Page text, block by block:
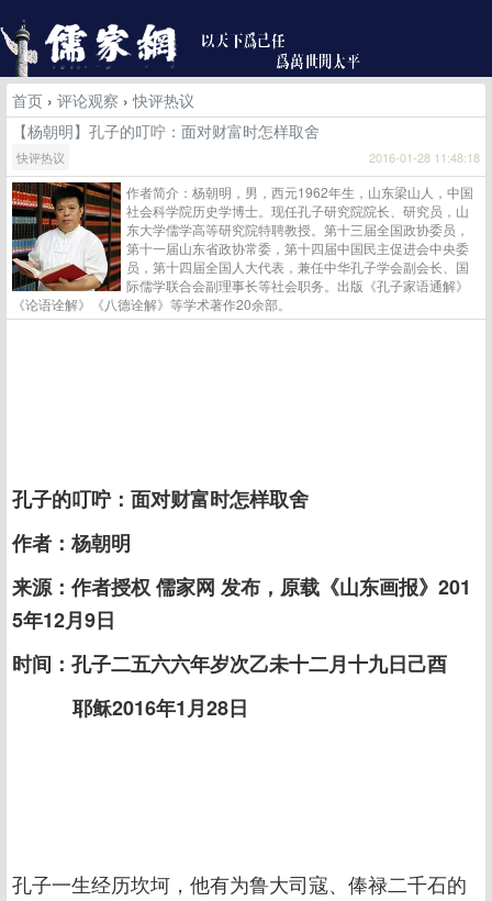
首页 › 评论观察 ›快评热议
【杨朝明】孔子的叮咛：面对财富时怎样取舍
快评热议 2016-01-28 11:48:18
作者简介：杨朝明，男，西元1962年生，山东梁山人，中国
社会科学院历史学博士。现任孔子研究院院长、研究员，山
东大学儒学高等研究院特聘教授。第十三届全国政协委员，
第十一届山东省政协常委，第十四届中国民主促进会中央委
员，第十四届全国人大代表，兼任中华孔子学会副会长、国
际儒学联合会副理事长等社会职务。出版《孔子家语通解》
《论语诠解》《八德诠解》等学术著作20余部。
孔子的叮咛：面对财富时怎样取舍
作者：杨朝明
来源：作者授权 儒家网 发布，原载《山东画报》201
5年12月9日
时间：孔子二五六六年岁次乙未十二月十九日己酉
耶稣2016年1月28日
孔子一生经历坎坷，他有为鲁大司寇、俸禄二千石的